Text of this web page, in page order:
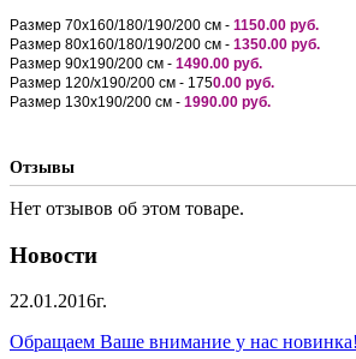
Размер 70х160/180/190/200 см - 1150.00 руб.
Размер 80х160/180/190/200 см - 1350.00 руб.
Размер 90х190/200 см - 1490.00 руб.
Размер 120/х190/200 см - 1750.00 руб.
Размер 130х190/200 см - 1990.00 руб.
Отзывы
Нет отзывов об этом товаре.
Новости
22.01.2016г.
Обращаем Ваше внимание у нас новинка!